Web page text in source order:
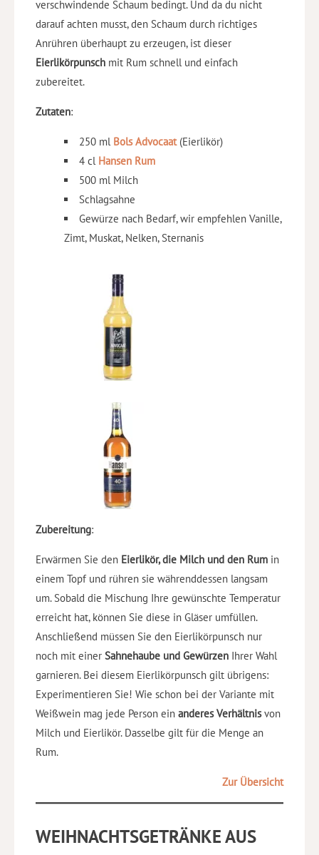
verschwindende Schaum bedingt. Und da du nicht
darauf achten musst, den Schaum durch richtiges
Anrühren überhaupt zu erzeugen, ist dieser
Eierlikörpunsch mit Rum schnell und einfach
zubereitet.
Zutaten:
250 ml Bols Advocaat(Eierlikör)
4 cl Hansen Rum
500 ml Milch
Schlagsahne
Gewürze nach Bedarf, wir empfehlen Vanille,
Zimt, Muskat, Nelken, Sternanis
Zubereitung:
Erwärmen Sie den Eierlikör, die Milch und den Rum in
einem Topf und rühren sie währenddessen langsam
um. Sobald die Mischung Ihre gewünschte Temperatur
erreicht hat, können Sie diese in Gläser umfüllen.
Anschließend müssen Sie den Eierlikörpunsch nur
noch mit einer Sahnehaube und Gewürzen Ihrer Wahl
garnieren. Bei diesem Eierlikörpunsch gilt übrigens:
Experimentieren Sie! Wie schon bei der Variante mit
Weißwein mag jede Person ein anderes Verhältnisvon
Milch und Eierlikör. Dasselbe gilt für die Menge an
Rum.
Zur Übersicht
WEIHNACHTSGETRÄNKE AUS